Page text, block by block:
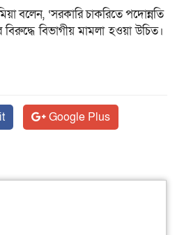
বলেন, ‘সরকারি চাকরিতে পদোন্নতি
বিরুদ্ধে বিভাগীয় মামলা হওয়া উচিত।
Google Plus